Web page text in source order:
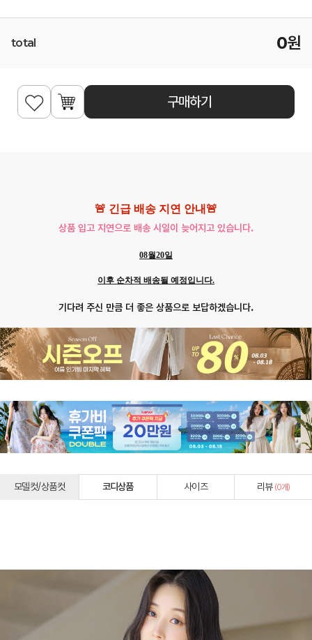
total 0원
구매하기
🚨 긴급 배송 지연 안내🚨
상품 입고 지연으로 배송 시일이 늦어지고 있습니다.
08월20일
이후 순차적 배송될 예정입니다.
기다려 주신 만큼 더 좋은 상품으로 보답하겠습니다.
모델컷/상품컷 코디상품 사이즈 리뷰 (0개)